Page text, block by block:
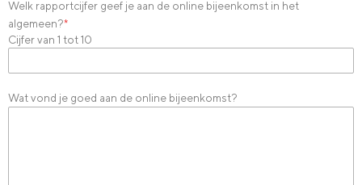
Welk rapportcijfer geef je aan de online bijeenkomst in het
algemeen?*
Cijfer van 1 tot 10
Wat vond je goed aan de online bijeenkomst?